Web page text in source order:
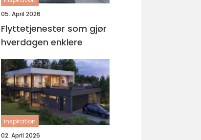
05. April 2026
Flyttetjenester som gjør
hverdagen enklere
inspiration
02. April 2026